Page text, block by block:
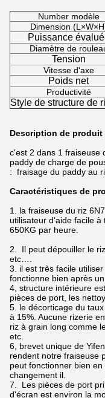
Number modèle
Dimension
Puissance
Diamètre de
Tension
Vitesse d'axe
Poids net
Productivité
Style de structure de
Description de produit
c'est 2 dans 1 fraiseuse
paddy de charge de
: fraisage du paddy au
Caractéristiques de
1. la fraiseuse du riz
utilisateur d'aide facile
650KG par heure.
2. Il peut dépouiller le
etc….
3. il est très facile
fonctionne bien après
4, structure intérieure
pièces de port, les
5. le décorticage du
à 15%. Aucune rizerie
riz à grain long comme
etc.
6, brevet unique de
rendent notre fraiseuse
peut fonctionner bien
changement il.
7. Les pièces de port
d'écran est environ la